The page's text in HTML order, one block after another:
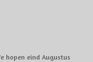
hopen eind Augustus